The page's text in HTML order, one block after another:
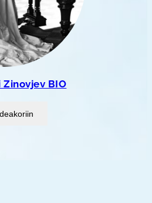
BIO